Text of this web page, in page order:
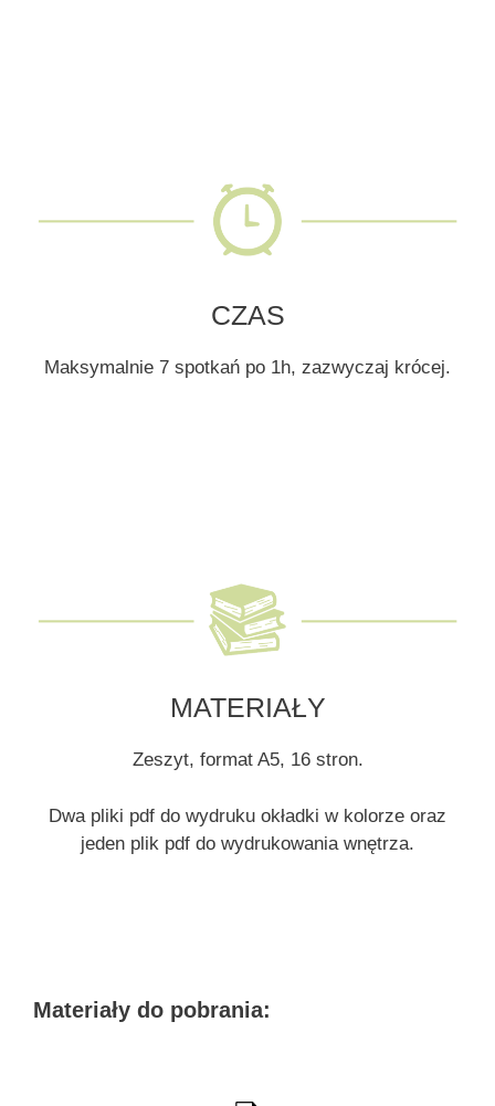
CZAS
Maksymalnie 7 spotkań po 1h, zazwyczaj krócej.
MATERIAŁY
Zeszyt, format A5, 16 stron.
Dwa pliki pdf do wydruku okładki w kolorze oraz
jeden plik pdf do wydrukowania wnętrza.
Materiały do pobrania: